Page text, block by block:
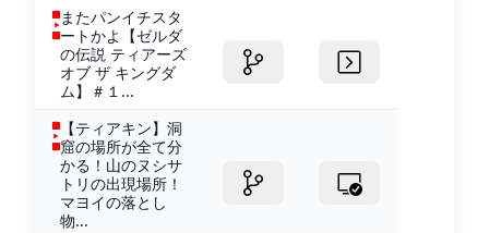
またパンイチスタ
ートかよ【ゼルダ
の伝説 ティアーズ
オブ ザ キングダ
ム】＃１...
【ティアキン】洞
窟の場所が全て分
かる！山のヌシサ
トリの出現場所！
マヨイの落とし
物...